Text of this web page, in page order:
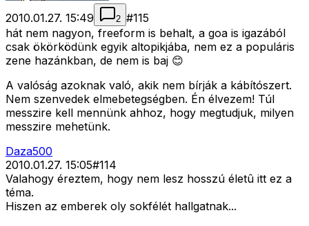
2010.01.27. 15:49 2 #115
hát nem nagyon, freeform is behalt, a goa is igazából
csak ökörködünk egyik altopikjába, nem ez a populáris
zene hazánkban, de nem is baj 😊
A valóság azoknak való, akik nem bírják a kábítószert.
Nem szenvedek elmebetegségben. Én élvezem! Túl
messzire kell mennünk ahhoz, hogy megtudjuk, milyen
messzire mehetünk.
Daza500
2010.01.27. 15:05#114
Valahogy éreztem, hogy nem lesz hosszú életû itt ez a
téma.
Hiszen az emberek oly sokfélét hallgatnak...